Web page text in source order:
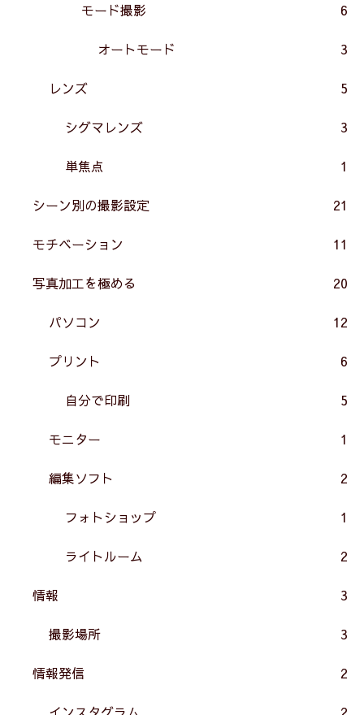
モード撮影 6
オートモード 3
レンズ 5
シグマレンズ 3
単焦点 1
シーン別の撮影設定 21
モチベーション 11
写真加工を極める 20
パソコン 12
プリント 6
自分で印刷 5
モニター 1
編集ソフト 2
フォトショップ 1
ライトルーム 2
情報 3
撮影場所 3
情報発信 2